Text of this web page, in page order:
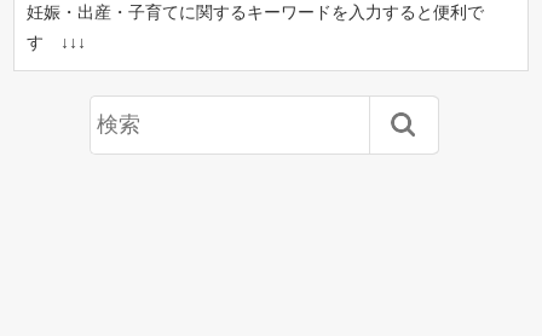
妊娠・出産・子育てに関するキーワードを入力すると便利で
す ↓↓↓